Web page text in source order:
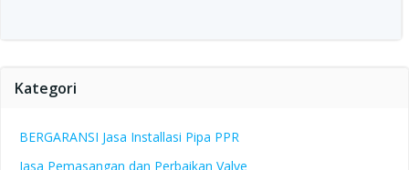
Kategori
BERGARANSI Jasa Installasi Pipa PPR
Jasa Pemasangan dan Perbaikan Valve